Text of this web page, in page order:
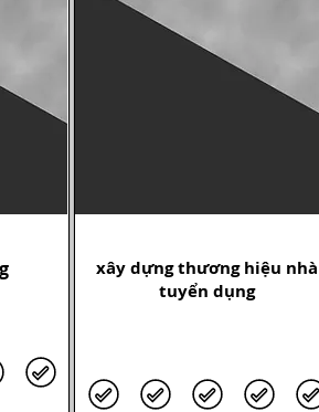
xây dựng thương hiệu nhà
tuyển dụng